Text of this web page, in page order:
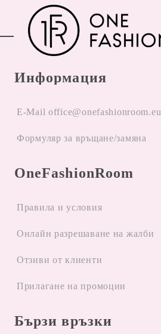
Информация
E-Mail office@onefashionroom.eu
Формуляр за връщане/замяна
OneFashionRoom
Правила и условия
Oнлайн разрешаване на жалби
Отзиви от клиенти
Прилагане на промоции
Бързи връзки